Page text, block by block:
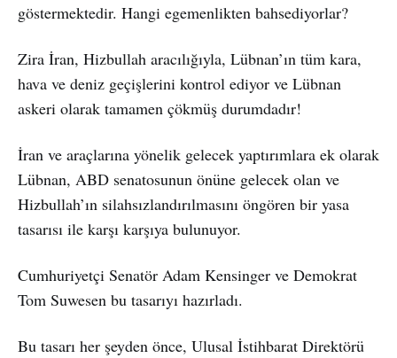
göstermektedir. Hangi egemenlikten bahsediyorlar?
Zira İran, Hizbullah aracılığıyla, Lübnan’ın tüm kara,
hava ve deniz geçişlerini kontrol ediyor ve Lübnan
askeri olarak tamamen çökmüş durumdadır!
İran ve araçlarına yönelik gelecek yaptırımlara ek olarak
Lübnan, ABD senatosunun önüne gelecek olan ve
Hizbullah’ın silahsızlandırılmasını öngören bir yasa
tasarısı ile karşı karşıya bulunuyor.
Cumhuriyetçi Senatör Adam Kensinger ve Demokrat
Tom Suwesen bu tasarıyı hazırladı.
Bu tasarı her şeyden önce, Ulusal İstihbarat Direktörü